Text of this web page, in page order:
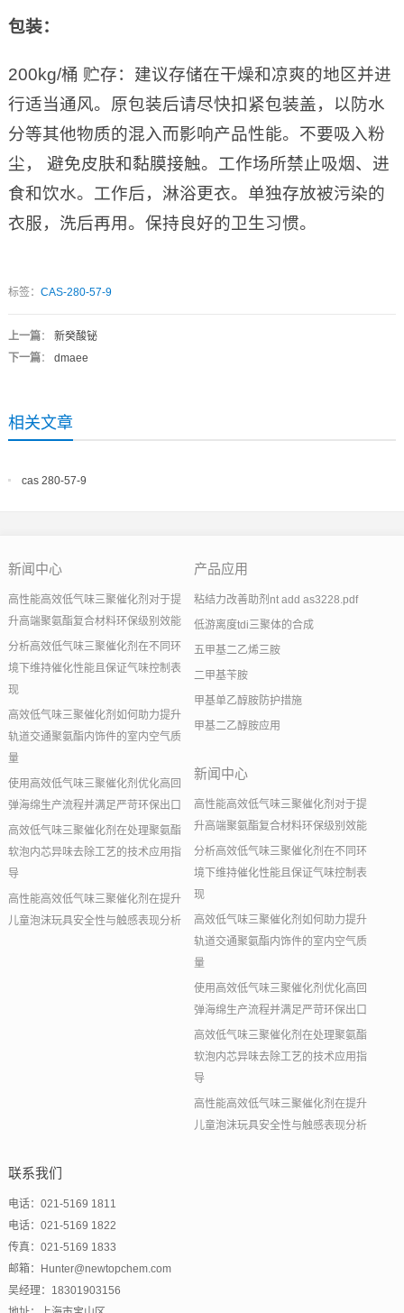
包装：
200kg/桶 贮存：建议存储在干燥和凉爽的地区并进
行适当通风。原包装后请尽快扣紧包装盖，以防水
分等其他物质的混入而影响产品性能。不要吸入粉
尘， 避免皮肤和黏膜接触。工作场所禁止吸烟、进
食和饮水。工作后，淋浴更衣。单独存放被污染的
衣服，洗后再用。保持良好的卫生习惯。
标签： CAS-280-57-9
上一篇： 新癸酸铋
下一篇： dmaee
相关文章
cas 280-57-9
新闻中心
高性能高效低气味三聚催化剂对于提
升高端聚氨酯复合材料环保级别效能
分析高效低气味三聚催化剂在不同环
境下维持催化性能且保证气味控制表
现
高效低气味三聚催化剂如何助力提升
轨道交通聚氨酯内饰件的室内空气质
量
使用高效低气味三聚催化剂优化高回
弹海绵生产流程并满足严苛环保出口
高效低气味三聚催化剂在处理聚氨酯
软泡内芯异味去除工艺的技术应用指
导
高性能高效低气味三聚催化剂在提升
儿童泡沫玩具安全性与触感表现分析
产品应用
粘结力改善助剂nt add as3228.pdf
低游离度tdi三聚体的合成
五甲基二乙烯三胺
二甲基苄胺
甲基单乙醇胺防护措施
甲基二乙醇胺应用
新闻中心
高性能高效低气味三聚催化剂对于提
升高端聚氨酯复合材料环保级别效能
分析高效低气味三聚催化剂在不同环
境下维持催化性能且保证气味控制表
现
高效低气味三聚催化剂如何助力提升
轨道交通聚氨酯内饰件的室内空气质
量
使用高效低气味三聚催化剂优化高回
弹海绵生产流程并满足严苛环保出口
高效低气味三聚催化剂在处理聚氨酯
软泡内芯异味去除工艺的技术应用指
导
高性能高效低气味三聚催化剂在提升
儿童泡沫玩具安全性与触感表现分析
联系我们
电话：021-5169 1811
电话：021-5169 1822
传真：021-5169 1833
邮箱：Hunter@newtopchem.com
吴经理：18301903156